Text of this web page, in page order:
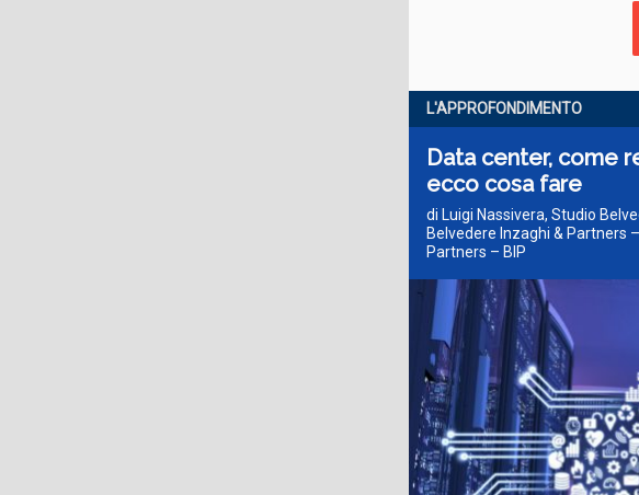
L'APPROFONDIMENTO
Data center, come
ecco cosa fare
di Luigi Nassivera, Studio
Belvedere Inzaghi & Partners
Partners – BIP